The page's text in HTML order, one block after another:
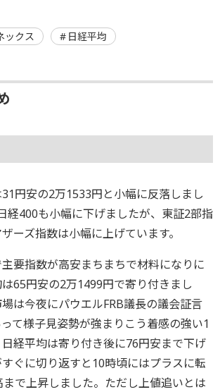
ックス 日経平均
円安の2万1533円と小幅に反落しまし
経400も小幅に下げましたが、東証2部指
ーズ指数は小幅に上げています。
要指数が高安まちまちで材料になりに
65円安の2万1499円で寄り付きまし
は今夜にパウエルFRB議長の議会証言
て様子見姿勢が強まりこう着感の強い1
経平均は寄り付き後に76円安まで下げ
ぐに切り返すと10時頃にはプラスに転
で上昇しました。ただし上値追いとは